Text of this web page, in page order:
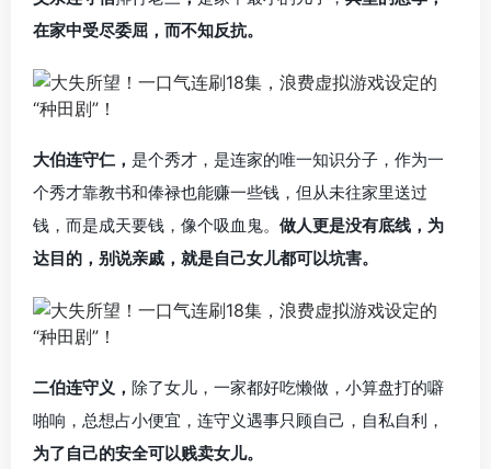
在家中受尽委屈，而不知反抗。
大伯连守仁， 是个秀才，是连家的唯一知识分子，作为一
个秀才靠教书和俸禄也能赚一些钱，但从未往家里送过
钱，而是成天要钱，像个吸血鬼。 做人更是没有底线，为
达目的，别说亲戚，就是自己女儿都可以坑害。
二伯连守义， 除了女儿，一家都好吃懒做，小算盘打的噼
啪响，总想占小便宜，连守义遇事只顾自己，自私自利，
为了自己的安全可以贱卖女儿。